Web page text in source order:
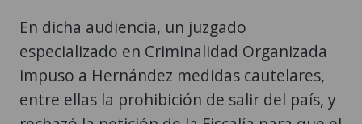
En dicha audiencia, un juzgado
especializado en Criminalidad Organizada
impuso a Hernández medidas cautelares,
entre ellas la prohibición de salir del país, y